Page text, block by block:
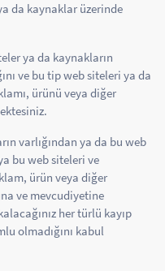
da kaynaklar üzerinde
ya da kaynakların
ve bu tip web siteleri ya da
ürünü veya diğer
varlığından ya da bu web
bu web siteleri ve
ürün veya diğer
ve mevcudiyetine
her türlü kayıp
olmadığını kabul